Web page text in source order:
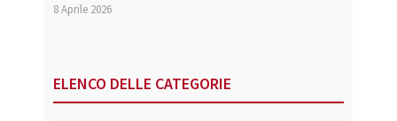
8 Aprile 2026
ELENCO DELLE CATEGORIE